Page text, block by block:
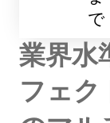
で
業界水
フェク